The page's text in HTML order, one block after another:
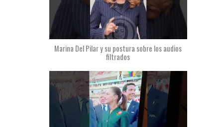
Marina Del Pilar y su postura sobre los audios
filtrados